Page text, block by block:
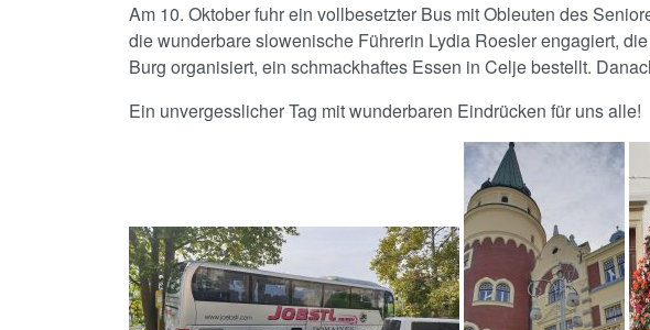
Am 10. Oktober fuhr ein vollbesetzter Bus mit Obleuten des
die wunderbare slowenische Führerin Lydia Roesler engagiert,
Burg organisiert, ein schmackhaftes Essen in Celje bestellt.
Ein unvergesslicher Tag mit wunderbaren Eindrücken für uns alle!